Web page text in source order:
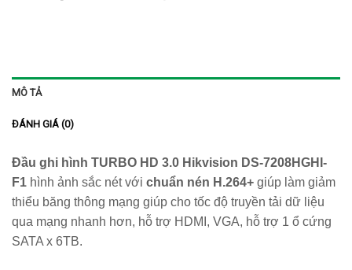
MÔ TẢ
ĐÁNH GIÁ (0)
Đầu ghi hình TURBO HD 3.0 Hikvision DS-7208HGHI-
F1 hình ảnh sắc nét với chuẩn nén H.264+ giúp làm giảm
thiểu băng thông mạng giúp cho tốc độ truyền tải dữ liệu
qua mạng nhanh hơn, hỗ trợ HDMI, VGA, hỗ trợ 1 ổ cứng
SATA x 6TB.